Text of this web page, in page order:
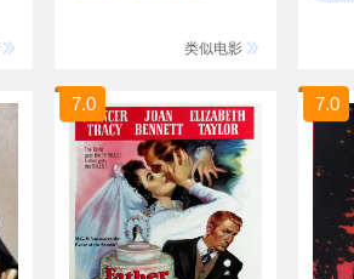
类似电影
7.0 7.0